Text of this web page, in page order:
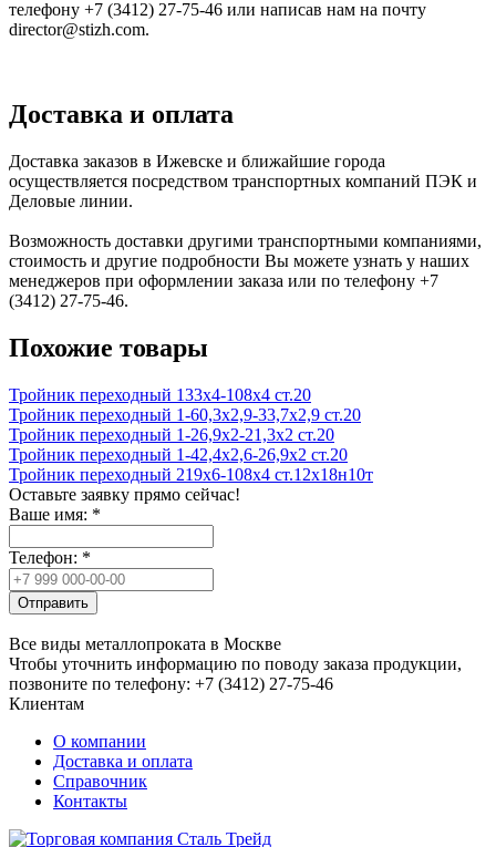
телефону +7 (3412) 27-75-46 или написав нам на почту
director@stizh.com.
Доставка и оплата
Доставка заказов в Ижевске и ближайшие города
осуществляется посредством транспортных компаний ПЭК и
Деловые линии.
Возможность доставки другими транспортными компаниями,
стоимость и другие подробности Вы можете узнать у наших
менеджеров при оформлении заказа или по телефону +7
(3412) 27-75-46.
Похожие товары
Тройник переходный 133х4-108х4 ст.20
Тройник переходный 1-60,3х2,9-33,7х2,9 ст.20
Тройник переходный 1-26,9х2-21,3х2 ст.20
Тройник переходный 1-42,4х2,6-26,9х2 ст.20
Тройник переходный 219х6-108х4 ст.12х18н10т
Оставьте заявку прямо сейчас!
Ваше имя: *
Телефон: *
Отправить
Все виды металлопроката в Москве
Чтобы уточнить информацию по поводу заказа продукции,
позвоните по телефону: +7 (3412) 27-75-46
Клиентам
О компании
Доставка и оплата
Справочник
Контакты